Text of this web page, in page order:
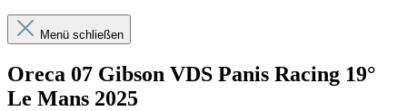
Menü schließen
Oreca 07 Gibson VDS Panis Racing 19°
Le Mans 2025